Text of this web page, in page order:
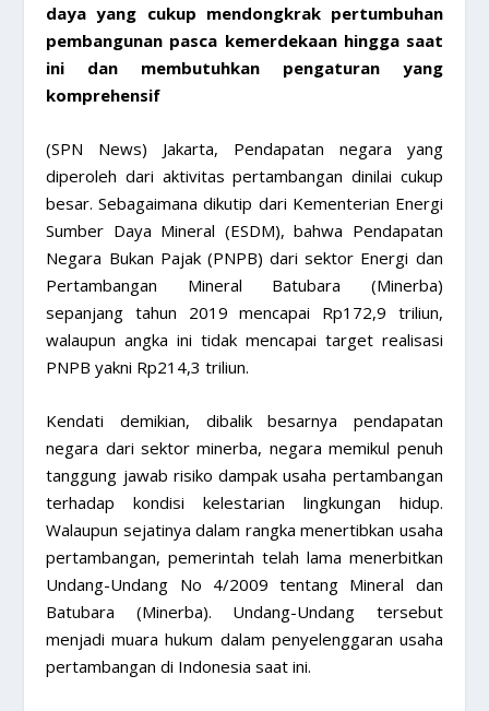
daya yang cukup mendongkrak pertumbuhan
pembangunan pasca kemerdekaan hingga saat
ini dan membutuhkan pengaturan yang
komprehensif
(SPN News) Jakarta, Pendapatan negara yang
diperoleh dari aktivitas pertambangan dinilai cukup
besar. Sebagaimana dikutip dari Kementerian Energi
Sumber Daya Mineral (ESDM), bahwa Pendapatan
Negara Bukan Pajak (PNPB) dari sektor Energi dan
Pertambangan Mineral Batubara (Minerba)
sepanjang tahun 2019 mencapai Rp172,9 triliun,
walaupun angka ini tidak mencapai target realisasi
PNPB yakni Rp214,3 triliun.
Kendati demikian, dibalik besarnya pendapatan
negara dari sektor minerba, negara memikul penuh
tanggung jawab risiko dampak usaha pertambangan
terhadap kondisi kelestarian lingkungan hidup.
Walaupun sejatinya dalam rangka menertibkan usaha
pertambangan, pemerintah telah lama menerbitkan
Undang-Undang No 4/2009 tentang Mineral dan
Batubara (Minerba). Undang-Undang tersebut
menjadi muara hukum dalam penyelenggaran usaha
pertambangan di Indonesia saat ini.